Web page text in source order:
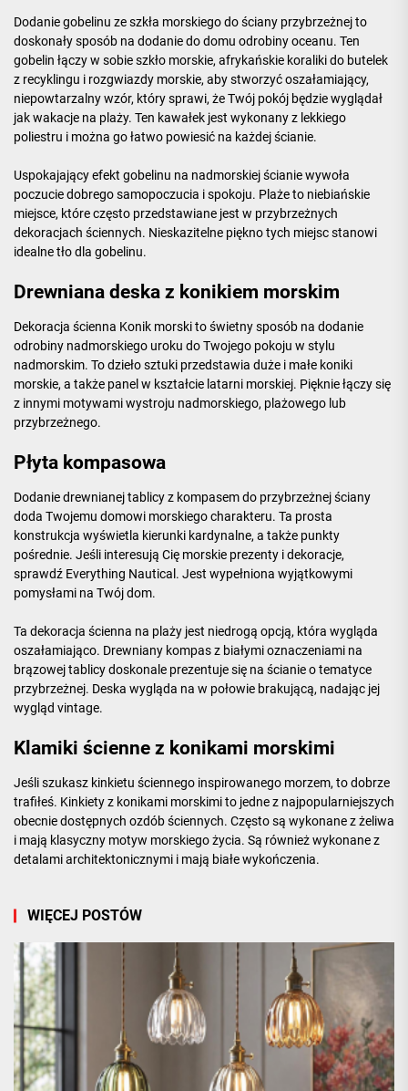
Dodanie gobelinu ze szkła morskiego do ściany przybrzeżnej to
doskonały sposób na dodanie do domu odrobiny oceanu. Ten
gobelin łączy w sobie szkło morskie, afrykańskie koraliki do butelek
z recyklingu i rozgwiazdy morskie, aby stworzyć oszałamiający,
niepowtarzalny wzór, który sprawi, że Twój pokój będzie wyglądał
jak wakacje na plaży. Ten kawałek jest wykonany z lekkiego
poliestru i można go łatwo powiesić na każdej ścianie.
Uspokajający efekt gobelinu na nadmorskiej ścianie wywoła
poczucie dobrego samopoczucia i spokoju. Plaże to niebiańskie
miejsce, które często przedstawiane jest w przybrzeżnych
dekoracjach ściennych. Nieskazitelne piękno tych miejsc stanowi
idealne tło dla gobelinu.
Drewniana deska z konikiem morskim
Dekoracja ścienna Konik morski to świetny sposób na dodanie
odrobiny nadmorskiego uroku do Twojego pokoju w stylu
nadmorskim. To dzieło sztuki przedstawia duże i małe koniki
morskie, a także panel w kształcie latarni morskiej. Pięknie łączy się
z innymi motywami wystroju nadmorskiego, plażowego lub
przybrzeżnego.
Płyta kompasowa
Dodanie drewnianej tablicy z kompasem do przybrzeżnej ściany
doda Twojemu domowi morskiego charakteru. Ta prosta
konstrukcja wyświetla kierunki kardynalne, a także punkty
pośrednie. Jeśli interesują Cię morskie prezenty i dekoracje,
sprawdź Everything Nautical. Jest wypełniona wyjątkowymi
pomysłami na Twój dom.
Ta dekoracja ścienna na plaży jest niedrogą opcją, która wygląda
oszałamiająco. Drewniany kompas z białymi oznaczeniami na
brązowej tablicy doskonale prezentuje się na ścianie o tematyce
przybrzeżnej. Deska wygląda na w połowie brakującą, nadając jej
wygląd vintage.
Klamiki ścienne z konikami morskimi
Jeśli szukasz kinkietu ściennego inspirowanego morzem, to dobrze
trafiłeś. Kinkiety z konikami morskimi to jedne z najpopularniejszych
obecnie dostępnych ozdób ściennych. Często są wykonane z żeliwa
i mają klasyczny motyw morskiego życia. Są również wykonane z
detalami architektonicznymi i mają białe wykończenia.
WIĘCEJ POSTÓW